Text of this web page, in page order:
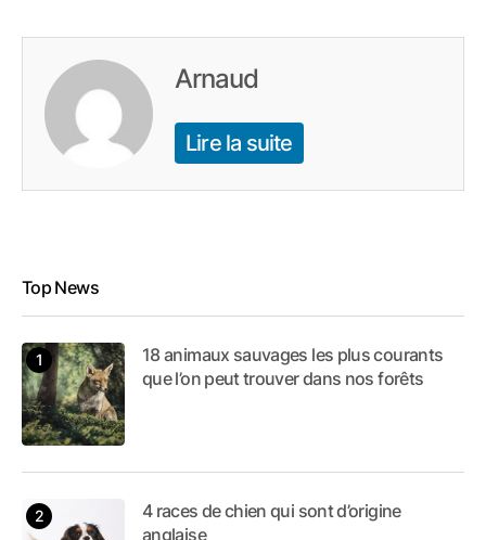
Arnaud
Lire la suite
Top News
18 animaux sauvages les plus courants
que l’on peut trouver dans nos forêts
4 races de chien qui sont d’origine
anglaise